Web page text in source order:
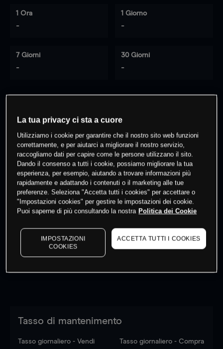
1 Ora
-
1 Giorno
-
7 Giorni
-
30 Giorni
-
questo prodotto
Fai trading
Log into see latest market data
Tasso di mantenimento
Tasso giornaliero - Vendi Tasso giornaliero - Compra
La tua privacy ci sta a cuore
Utilizziamo i cookie per garantire che il nostro sito web funzioni
correttamente, e per aiutarci a migliorare il nostro servizio,
raccogliamo dati per capire come le persone utilizzano il sito.
Dando il consenso a tutti i cookie, possiamo migliorare la tua
esperienza, per esempio, aiutando a trovare informazioni più
rapidamente e adattando i contenuti o il marketing alle tue
preferenze. Seleziona "Accetta tutti i cookies" per accettare o
"Impostazioni cookies" per gestire le impostazioni dei cookie.
Puoi saperne di più consultando la nostra Politica dei Cookie
IMPOSTAZIONI
COOKIES
ACCETTA TUTTI I COOKIES